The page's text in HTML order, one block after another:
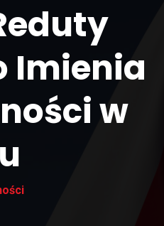
Imienia
w